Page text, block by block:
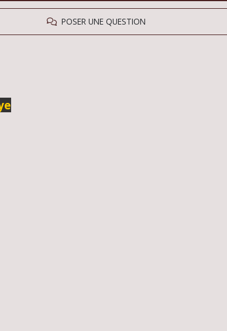
POSER UNE QUESTION